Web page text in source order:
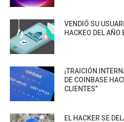
VENDIÓ SU
HACKEO DEL AÑO
¡TRAICIÓN
DE COINBASE
CLIENTES”
EL HACKER SE